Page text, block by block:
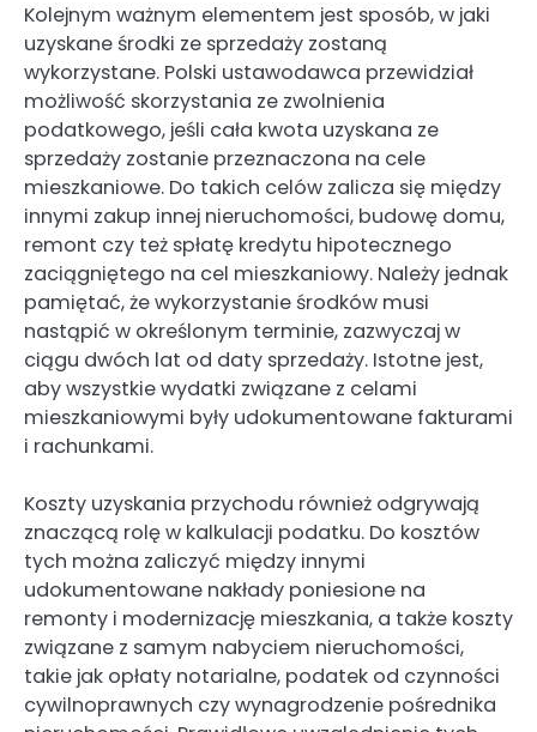
Kolejnym ważnym elementem jest sposób, w jaki
uzyskane środki ze sprzedaży zostaną
wykorzystane. Polski ustawodawca przewidział
możliwość skorzystania ze zwolnienia
podatkowego, jeśli cała kwota uzyskana ze
sprzedaży zostanie przeznaczona na cele
mieszkaniowe. Do takich celów zalicza się między
innymi zakup innej nieruchomości, budowę domu,
remont czy też spłatę kredytu hipotecznego
zaciągniętego na cel mieszkaniowy. Należy jednak
pamiętać, że wykorzystanie środków musi
nastąpić w określonym terminie, zazwyczaj w
ciągu dwóch lat od daty sprzedaży. Istotne jest,
aby wszystkie wydatki związane z celami
mieszkaniowymi były udokumentowane fakturami
i rachunkami.
Koszty uzyskania przychodu również odgrywają
znaczącą rolę w kalkulacji podatku. Do kosztów
tych można zaliczyć między innymi
udokumentowane nakłady poniesione na
remonty i modernizację mieszkania, a także koszty
związane z samym nabyciem nieruchomości,
takie jak opłaty notarialne, podatek od czynności
cywilnoprawnych czy wynagrodzenie pośrednika